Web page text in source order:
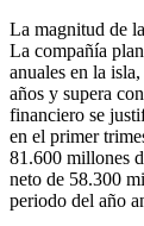
La magnitud de
La compañía
anuales en la
años y supera
financiero se
en el primer
81.600 millones
neto de 58.300
periodo del año